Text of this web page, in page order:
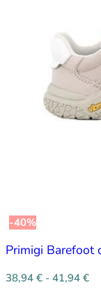
-40%
Primigi Barefoot
38,94 € - 41,94 €